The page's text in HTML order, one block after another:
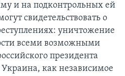
и на подконтрольных ей
свидетельствовать о
уничтожение
всеми возможными
президента
как независимое